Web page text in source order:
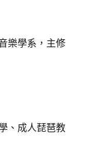
樂學系，主修
、成人琵琶教